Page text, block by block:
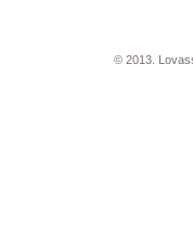
© 2013.